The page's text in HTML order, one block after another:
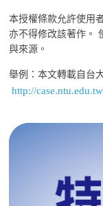
本授權條款允許使用
亦不得修改該著作。
與來源。
舉例：本文轉載自台
http://